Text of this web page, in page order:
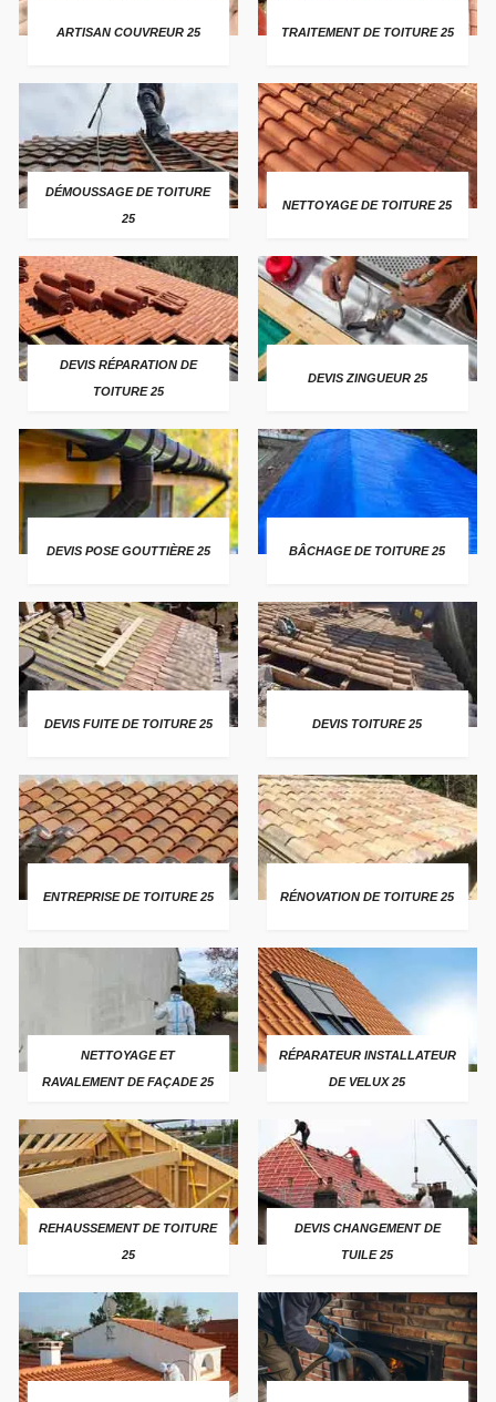
ARTISAN COUVREUR 25 TRAITEMENT DE TOITURE 25
DÉMOUSSAGE DE TOITURE
25
NETTOYAGE DE TOITURE 25
DEVIS RÉPARATION DE
TOITURE 25
DEVIS ZINGUEUR 25
DEVIS POSE GOUTTIÈRE 25 BÂCHAGE DE TOITURE 25
DEVIS FUITE DE TOITURE 25 DEVIS TOITURE 25
ENTREPRISE DE TOITURE 25 RÉNOVATION DE TOITURE 25
NETTOYAGE ET
RAVALEMENT DE FAÇADE 25
RÉPARATEUR INSTALLATEUR
DE VELUX 25
REHAUSSEMENT DE TOITURE
25
DEVIS CHANGEMENT DE
TUILE 25